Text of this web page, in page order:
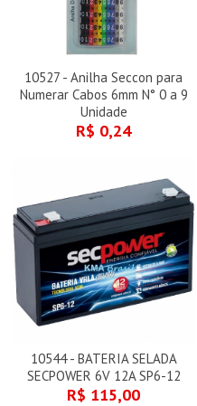
10527 - Anilha Seccon para
Numerar Cabos 6mm N° 0 a 9
Unidade
R$ 0,24
10544 - BATERIA SELADA
SECPOWER 6V 12A SP6-12
R$ 115,00